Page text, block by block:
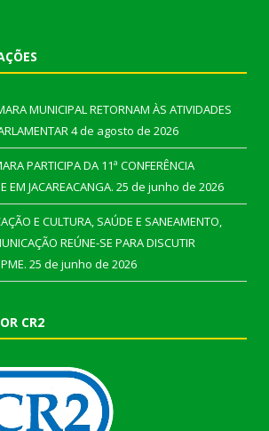
MUNICIPAL RETORNAM ÀS ATIVIDADES
4 de agosto de 2026
PARTICIPA DA 11ª CONFERÊNCIA
EM JACAREACANGA. 25 de junho de 2026
E CULTURA, SAÚDE E SANEAMENTO,
REÚNE-SE PARA DISCUTIR
25 de junho de 2026
CR2